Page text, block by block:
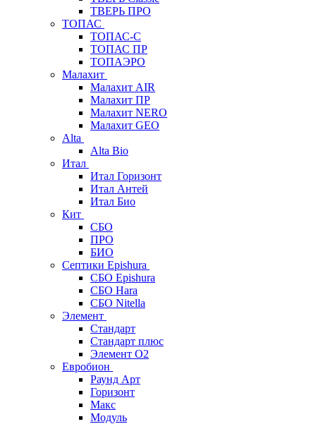
ТВЕРЬ ПРО
ТОПАС
ТОПАС-С
ТОПАС ПР
ТОПАЭРО
Малахит
Малахит AIR
Малахит ПР
Малахит NERO
Малахит GEO
Alta
Alta Bio
Итал
Итал Горизонт
Итал Антей
Итал Био
Кит
СБО
ПРО
БИО
Септики Epishura
СБО Epishura
СБО Hara
СБО Nitella
Элемент
Стандарт
Стандарт плюс
Элемент О2
Евробион
Раунд Арт
Горизонт
Макс
Модуль